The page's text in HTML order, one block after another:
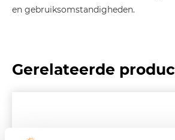
en gebruiksomstandigheden.
Gerelateerde